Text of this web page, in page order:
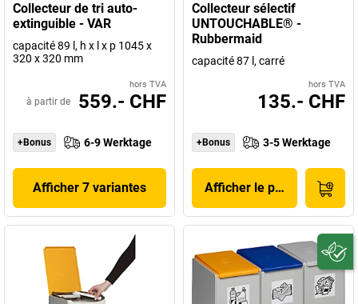
Collecteur de tri auto-
extinguible - VAR
capacité 89 l, h x l x p 1045 x
320 x 320 mm
hors TVA
à partir de 559.- CHF
+Bonus 6-9 Werktage
Afficher 7 variantes
Collecteur sélectif
UNTOUCHABLE® -
Rubbermaid
capacité 87 l, carré
hors TVA
135.- CHF
+Bonus 3-5 Werktage
Afficher le produit